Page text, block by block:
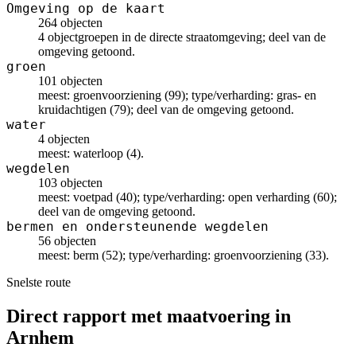
Omgeving op de kaart
264 objecten
4 objectgroepen in de directe straatomgeving; deel van de
omgeving getoond.
groen
101 objecten
meest: groenvoorziening (99); type/verharding: gras- en
kruidachtigen (79); deel van de omgeving getoond.
water
4 objecten
meest: waterloop (4).
wegdelen
103 objecten
meest: voetpad (40); type/verharding: open verharding (60);
deel van de omgeving getoond.
bermen en ondersteunende wegdelen
56 objecten
meest: berm (52); type/verharding: groenvoorziening (33).
Snelste route
Direct rapport met maatvoering in
Arnhem